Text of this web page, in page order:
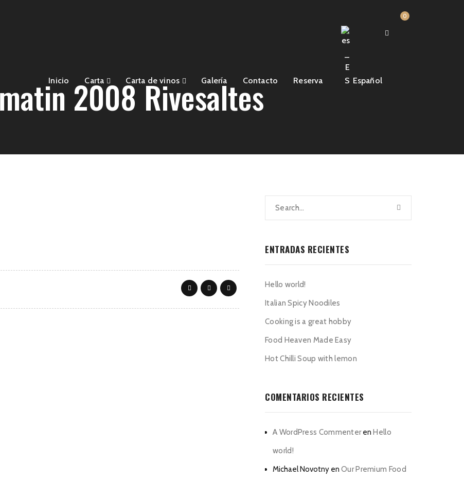
0
Inicio Carta Carta de vinos Galería Contacto Reserva Español
2008 Rivesaltes
ENTRADAS RECIENTES
Hello world!
Italian Spicy Noodiles
Cooking is a great hobby
Food Heaven Made Easy
Hot Chilli Soup with lemon
COMENTARIOS RECIENTES
A WordPress CommenterenHello
world!
Michael Novotny en Our Premium Food